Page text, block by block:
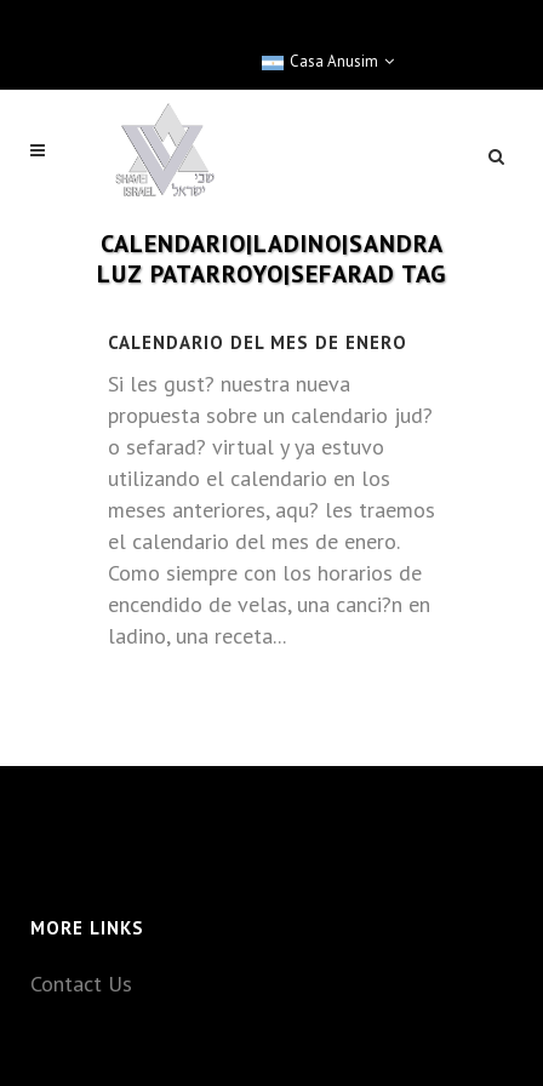
Casa Anusim
CALENDARIO|LADINO|SANDRA
LUZ PATARROYO|SEFARAD TAG
CALENDARIO DEL MES DE ENERO
Si les gust? nuestra nueva
propuesta sobre un calendario jud?
o sefarad? virtual y ya estuvo
utilizando el calendario en los
meses anteriores, aqu? les traemos
el calendario del mes de enero.
Como siempre con los horarios de
encendido de velas, una canci?n en
ladino, una receta...
MORE LINKS
Contact Us